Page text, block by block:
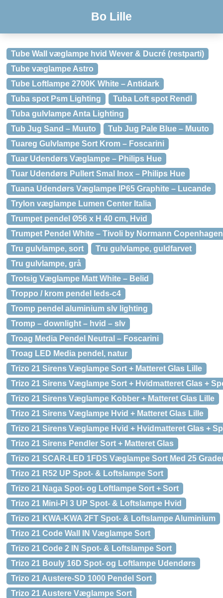
Bo Lille
Tube Wall væglampe hvid Wever & Ducré (restparti)
Tube væglampe Astro
Tube Loftlampe 2700K White – Antidark
Tuba spot Psm Lighting
Tuba Loft spot Rendl
Tuba gulvlampe Anta Lighting
Tub Jug Sand – Muuto
Tub Jug Pale Blue – Muuto
Tuareg Gulvlampe Sort Krom – Foscarini
Tuar Udendørs Væglampe – Philips Hue
Tuar Udendørs Pullert Smal Inox – Philips Hue
Tuana Udendørs Væglampe IP65 Graphite – Lucande
Trylon væglampe Lumen Center Italia
Trumpet pendel Ø56 x H 40 cm, Hvid
Trumpet Pendel White – Tivoli by Normann Copenhagen
Tru gulvlampe, sort
Tru gulvlampe, guldfarvet
Tru gulvlampe, grå
Trotsig Væglampe Matt White – Belid
Troppo / krom pendel leds-c4
Tromp pendel aluminium slv lighting
Tromp – downlight – hvid – slv
Troag Media Pendel Neutral – Foscarini
Troag LED Media pendel, natur
Trizo 21 Sirens Væglampe Sort + Matteret Glas Lille
Trizo 21 Sirens Væglampe Sort + Hvidmatteret Glas +
Trizo 21 Sirens Væglampe Kobber + Matteret Glas Lille
Trizo 21 Sirens Væglampe Hvid + Matteret Glas Lille
Trizo 21 Sirens Væglampe Hvid + Hvidmatteret Glas +
Trizo 21 Sirens Pendler Sort + Matteret Glas
Trizo 21 SCAR-LED 1FDS Væglampe Sort Med 25
Trizo 21 R52 UP Spot- & Loftslampe Sort
Trizo 21 Naga Spot- og Loftlampe Sort + Sort
Trizo 21 Mini-Pi 3 UP Spot- & Loftslampe Hvid
Trizo 21 KWA-KWA 2FT Spot- & Loftslampe Aluminium
Trizo 21 Code Wall IN Væglampe Sort
Trizo 21 Code 2 IN Spot- & Loftslampe Sort
Trizo 21 Bouly 16D Spot- og Loftlampe Udendørs
Trizo 21 Austere-SD 1000 Pendel Sort
Trizo 21 Austere Væglampe Sort